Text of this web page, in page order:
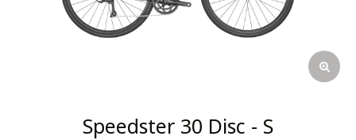
Speedster 30 Disc - S